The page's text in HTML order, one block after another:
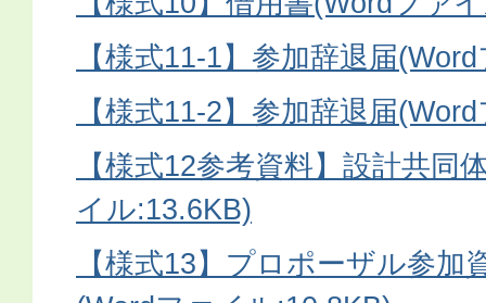
【様式11-1】参加辞退届
【様式11-2】参加辞退届
【様式12参考資料】設計共同
イル:13.6KB)
【様式13】プロポーザル参加